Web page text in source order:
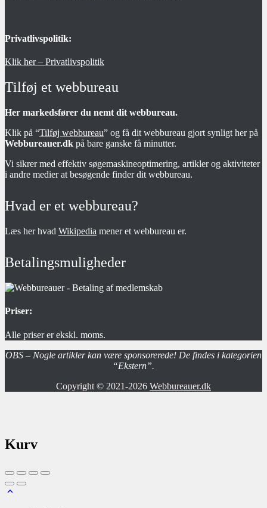
Privatlivspolitik:
Klik her – Privatlivspolitik
Tilføj et webbureau
Her markedsfører du nemt dit webbureau.
Klik på “Tilføj webbureau” og få dit webbureau gjort synligt her på
Webbureauer.dk på bare ganske få minutter.
Vi sikrer med effektiv søgemaskineoptimering, artikler og aktiviteter
i andre medier at besøgende finder dit webbureau.
Hvad er et webbureau?
Læs her hvad Wikipedia mener et webbureau er.
Betalingsmuligheder
Priser:
Alle priser er ekskl. moms.
OBS – Nogle artikler kan være sponsorerede! De findes i kategorien
“Ekstern”.
Copyright © 2021-2026 Webbureauer.dk
Kurv